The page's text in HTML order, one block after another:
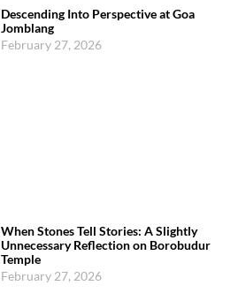
Descending Into Perspective at Goa
Jomblang
February 27, 2026
When Stones Tell Stories: A Slightly
Unnecessary Reflection on Borobudur
Temple
February 27, 2026